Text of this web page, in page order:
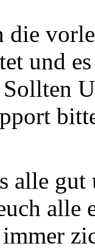
die
und
Sollten
alle gut
alle